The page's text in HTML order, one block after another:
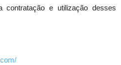
contratação e utilização desses